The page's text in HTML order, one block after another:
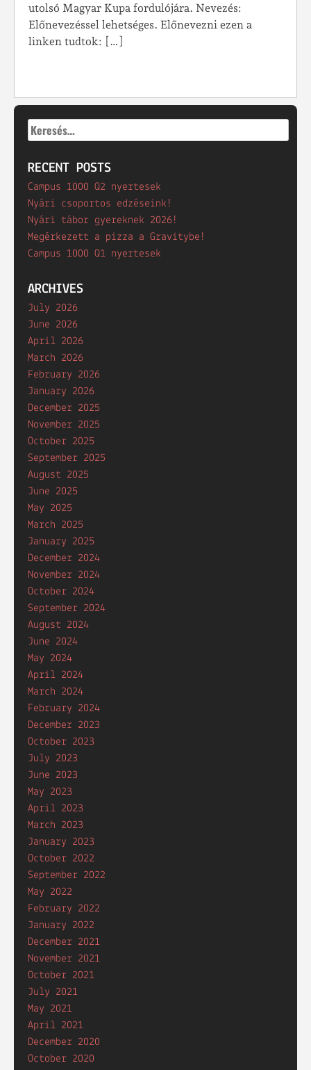
utolsó Magyar Kupa fordulójára. Nevezés:
Előnevezéssel lehetséges. Előnevezni ezen a
linken tudtok: […]
Keresés:
RECENT POSTS
Campus 1000 Q2 nyertesek
Nyári csoportos edzéseink!
Nyári tábor gyereknek 2026!
Megérkezett a pizza a Gravitybe!
Campus 1000 Q1 nyertesek
ARCHIVES
July 2026
June 2026
April 2026
March 2026
February 2026
January 2026
December 2025
November 2025
October 2025
September 2025
August 2025
June 2025
May 2025
March 2025
January 2025
December 2024
November 2024
October 2024
September 2024
August 2024
June 2024
May 2024
April 2024
March 2024
February 2024
December 2023
October 2023
July 2023
June 2023
May 2023
April 2023
March 2023
January 2023
October 2022
September 2022
May 2022
February 2022
January 2022
December 2021
November 2021
October 2021
July 2021
May 2021
April 2021
December 2020
October 2020